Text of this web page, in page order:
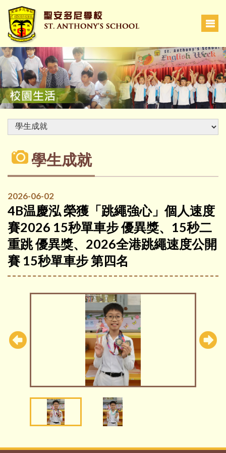
學生成就
2026-06-02
4B温慶泓 榮獲「跳繩強心」個人速度
賽2026 15秒單車步 優異獎、15秒二
重跳 優異獎、2026全港跳繩速度公開
賽 15秒單車步 第四名